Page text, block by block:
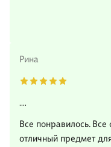
Рина
....
Все понравилось.
отличный предмет